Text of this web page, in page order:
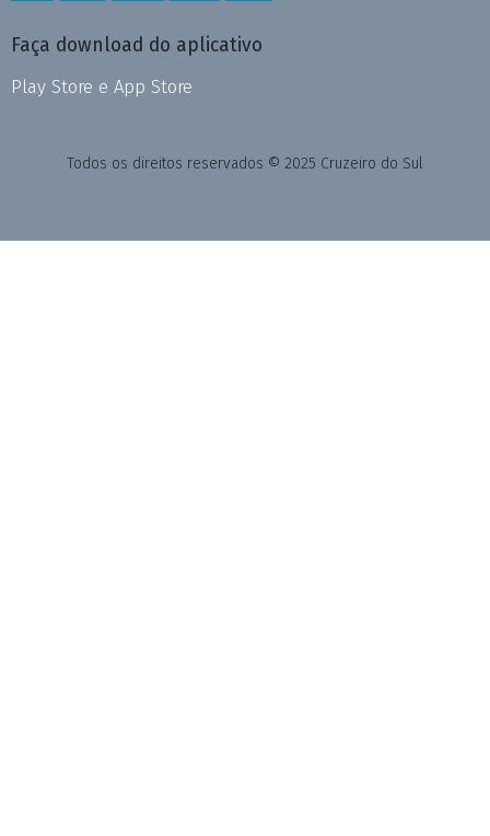
Faça download do aplicativo
Play Store e App Store
Todos os direitos reservados © 2025 Cruzeiro do Sul